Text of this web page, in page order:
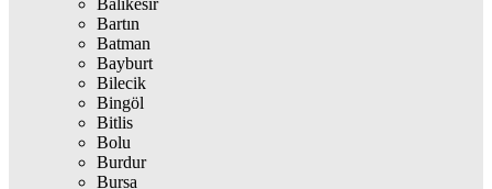
Balıkesir
Bartın
Batman
Bayburt
Bilecik
Bingöl
Bitlis
Bolu
Burdur
Bursa